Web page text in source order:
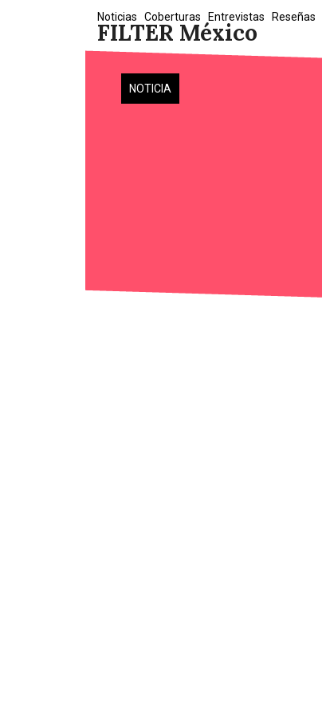
FILTER México
Noticias Coberturas Entrevistas Reseñas
NOTICIA